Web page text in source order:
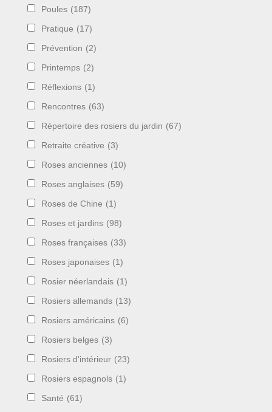
Poules (187)
Pratique (17)
Prévention (2)
Printemps (2)
Réflexions (1)
Rencontres (63)
Répertoire des rosiers du jardin (67)
Retraite créative (3)
Roses anciennes (10)
Roses anglaises (59)
Roses de Chine (1)
Roses et jardins (98)
Roses françaises (33)
Roses japonaises (1)
Rosier néerlandais (1)
Rosiers allemands (13)
Rosiers américains (6)
Rosiers belges (3)
Rosiers d'intérieur (23)
Rosiers espagnols (1)
Santé (61)